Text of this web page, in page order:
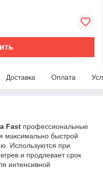
Доставка Оплата
Fast профессиональные
максимально быстрой
Используются при
и продлевает срок
интенсивной